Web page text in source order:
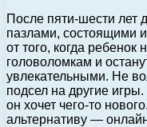
После пяти-шести лет
пазлами, состоящими
от того, когда ребенок
головоломкам и
увлекательными. Не
подсел на другие
он хочет чего-то
альтернативу —